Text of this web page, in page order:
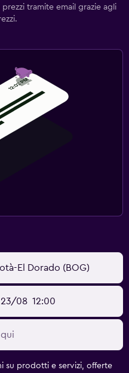
tramite email grazie agli
El Dorado (BOG)
08 12:00
su prodotti e servizi, offerte